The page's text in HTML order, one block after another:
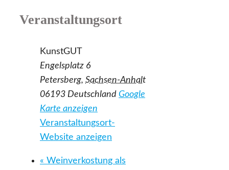
Veranstaltungsort
KunstGUT
Engelsplatz 6
Petersberg, Sachsen-Anhalt
06193 Deutschland Google
Karte anzeigen
Veranstaltungsort-
Website anzeigen
« Weinverkostung als